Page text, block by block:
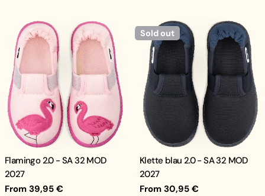
Flamingo 2.0 - SA 32 MOD
2027
Regular
From 39,95 €
Sold out
Klette blau 2.0 - SA 32 MOD
2027
Regular
From 30,95 €